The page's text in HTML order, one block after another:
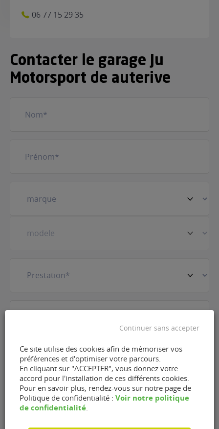
06 77 15 29 35
Contacter le garage Ju
Motorsport de auterive
véhicule(Nécessaire)
Téléphone(Nécessaire)
RGPDJ'accepte que FlexFuel Energy Development
collecte et utilise les données personnelles
renseignées dans le cadre de la demande
Ce site utilise des cookies afin de mémoriser vos
préférences et d'optimiser votre parcours.
En cliquant sur "ACCEPTER", vous donnez votre
accord pour l'installation de ces différents cookies.
Pour en savoir plus, rendez-vous sur notre page de
Politique de confidentialité : Voir notre politique
de confidentialité.
Continuer sans accepter